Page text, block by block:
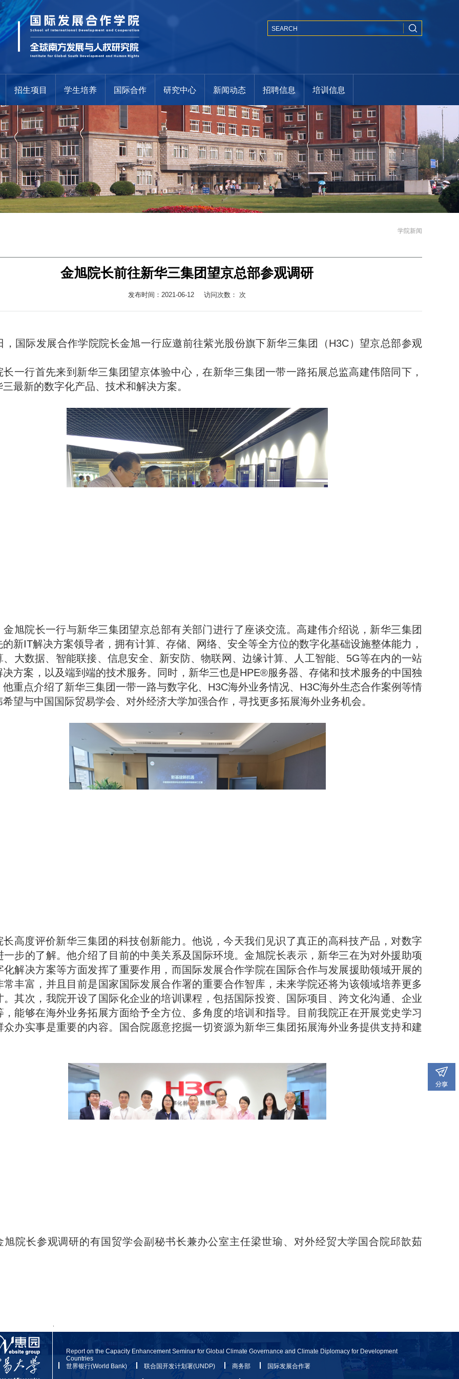
招生项目 学生培养 国际合作 研究中心 新闻动态 招聘信息 培训信息
学院新闻
金旭院长前往新华三集团望京总部参观调研
发布时间：2021-06-12 访问次数： 次
国际发展合作学院院长金旭一行应邀前往紫光股份旗下新华三集团（H3C）望京总部参观
长一行首先来到新华三集团望京体验中心，在新华三集团一带一路拓展总监高建伟陪同下，
最新的数字化产品、技术和解决方案。
金旭院长一行与新华三集团望京总部有关部门进行了座谈交流。高建伟介绍说， 新华三集团
新IT解决方案领导者， 拥有计算、存储、网络、安全等全方位的数字化基础设施整体能力，
、大数据、智能联接、信息安全、新安防、物联网、边缘计算、人工智能、5G等在内的一站
决方案，以及端到端的技术服务。同时，新华三也是HPE®服务器、存储和技术服务的中国独
他重点介绍了新华三集团一带一路与数字化、H3C海外业务情况、H3C海外生态合作案例等情
希望与中国国际贸易学会、对外经济大学加强合作，寻找更多拓展海外业务机会。
长高度评价新华三集团的科技创新能力。他说，今天我们见识了真正的高科技产品，对数字
一步的了解。他介绍了目前的中美关系及国际环境。金旭院长表示， 新华三在为对外援助项
化解决方案等方面发挥了重要作用，而国际发展合作学院在国际合作与发展援助领域开展的
常丰富，并且目前是国家国际发展合作署的重要合作智库，未来学院还将为该领域培养更多
。其次，我院开设了国际化企业的培训课程，包括国际投资、国际项目、跨文化沟通、企业
，能够在海外业务拓展方面给予全方位、多角度的培训和指导。
目前我院正在开展党史学习
办实事是重要的内容。
国合院愿意挖掘一切资源为新华三集团拓展海外业务提供支持和建
旭院长参观调研的有国贸学会副秘书长兼办公室主任梁世瑜、对外经贸大学国合院邱歆茹
,
Report on the Capacity Enhancement Seminar for Global Climate Governance and Climate Diplomacy for Development
Countries
世界银行(World Bank)
联合国开发计划署(UNDP) 商务部 国际发展合作署